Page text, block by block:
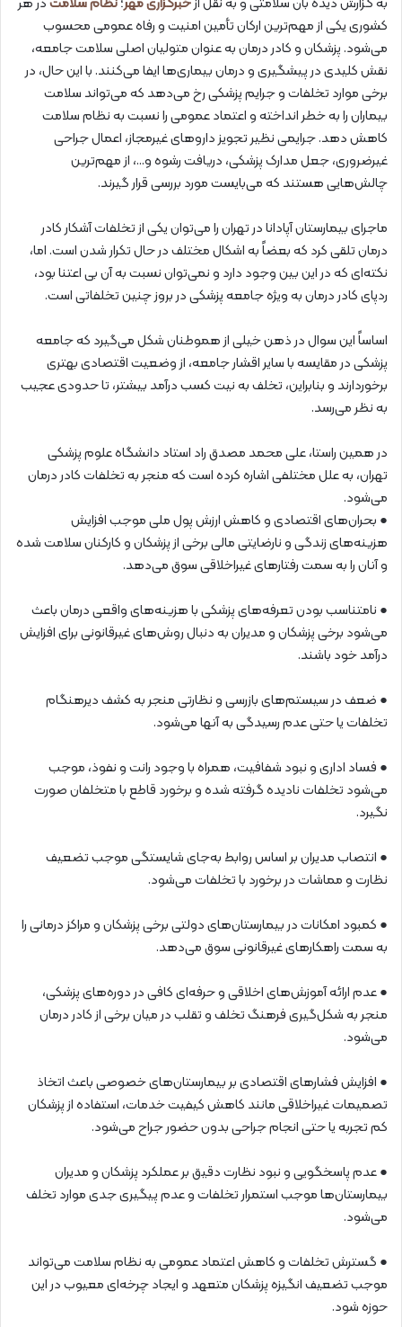
کشوری یکی از مهم‌ترین ارکان تأمین امنیت و رفاه عمومی محسوب
می‌شود. پزشکان و کادر درمان به عنوان متولیان اصلی سلامت جامعه،
نقش کلیدی در پیشگیری و درمان بیماری‌ها ایفا می‌کنند. با این حال، در
برخی موارد تخلفات و جرایم پزشکی رخ می‌دهد که می‌تواند سلامت
بیماران را به خطر انداخته و اعتماد عمومی را نسبت به نظام سلامت
کاهش دهد. جرایمی نظیر تجویز داروهای غیرمجاز، اعمال جراحی
غیرضروری، جعل مدارک پزشکی، دریافت رشوه و…، از مهم‌ترین
چالش‌هایی هستند که می‌بایست مورد بررسی قرار گیرند.
ماجرای بیمارستان آپادانا در تهران را می‌توان یکی از تخلفات آشکار کادر
درمان تلقی کرد که بعضاً به اشکال مختلف در حال تکرار شدن است. اما،
نکته‌ای که در این بین وجود دارد و نمی‌توان نسبت به آن بی اعتنا بود،
ردپای کادر درمان به ویژه جامعه پزشکی در بروز چنین تخلفاتی است.
اساساً این سوال در ذهن خیلی از هموطنان شکل می‌گیرد که جامعه
پزشکی در مقایسه با سایر اقشار جامعه، از وضعیت اقتصادی بهتری
برخوردارند و بنابراین، تخلف به نیت کسب درآمد بیشتر، تا حدودی عجیب
به نظر می‌رسد.
در همین راستا، علی محمد مصدق راد استاد دانشگاه علوم پزشکی
تهران، به علل مختلفی اشاره کرده است که منجر به تخلفات کادر درمان
می‌شود.
● بحران‌های اقتصادی و کاهش ارزش پول ملی موجب افزایش
هزینه‌های زندگی و نارضایتی مالی برخی از پزشکان و کارکنان سلامت شده
و آنان را به سمت رفتارهای غیراخلاقی سوق می‌دهد.
● نامتناسب بودن تعرفه‌های پزشکی با هزینه‌های واقعی درمان باعث
می‌شود برخی پزشکان و مدیران به دنبال روش‌های غیرقانونی برای افزایش
درآمد خود باشند.
● ضعف در سیستم‌های بازرسی و نظارتی منجر به کشف دیرهنگام
تخلفات یا حتی عدم رسیدگی به آنها می‌شود.
● فساد اداری و نبود شفافیت، همراه با وجود رانت و نفوذ، موجب
می‌شود تخلفات نادیده گرفته شده و برخورد قاطع با متخلفان صورت
نگیرد.
● انتصاب مدیران بر اساس روابط به‌جای شایستگی موجب تضعیف
نظارت و مماشات در برخورد با تخلفات می‌شود.
● کمبود امکانات در بیمارستان‌های دولتی برخی پزشکان و مراکز درمانی را
به سمت راهکارهای غیرقانونی سوق می‌دهد.
● عدم ارائه آموزش‌های اخلاقی و حرفه‌ای کافی در دوره‌های پزشکی،
منجر به شکل‌گیری فرهنگ تخلف و تقلب در میان برخی از کادر درمان
می‌شود.
● افزایش فشارهای اقتصادی بر بیمارستان‌های خصوصی باعث اتخاذ
تصمیمات غیراخلاقی مانند کاهش کیفیت خدمات، استفاده از پزشکان
کم تجربه یا حتی انجام جراحی بدون حضور جراح می‌شود.
● عدم پاسخگویی و نبود نظارت دقیق بر عملکرد پزشکان و مدیران
بیمارستان‌ها موجب استمرار تخلفات و عدم پیگیری جدی موارد تخلف
می‌شود.
● گسترش تخلفات و کاهش اعتماد عمومی به نظام سلامت می‌تواند
موجب تضعیف انگیزه پزشکان متعهد و ایجاد چرخه‌ای معیوب در این
حوزه شود.